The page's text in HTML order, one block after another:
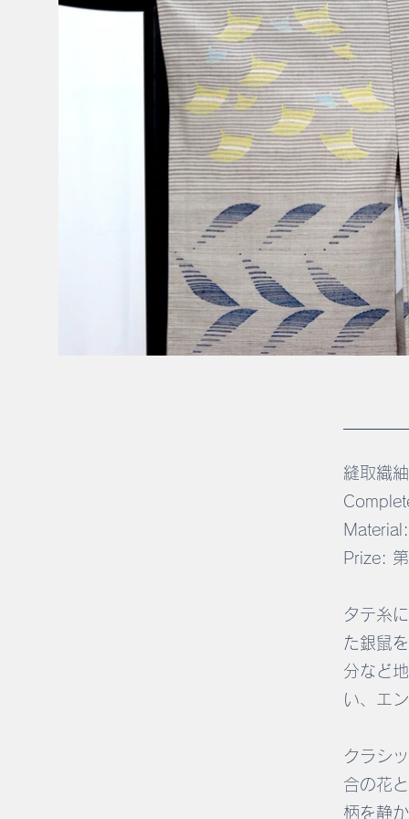
縫取織
Prize:
タテ糸
た銀鼠
分など
い、エ
クラシ
合の花
柄を静